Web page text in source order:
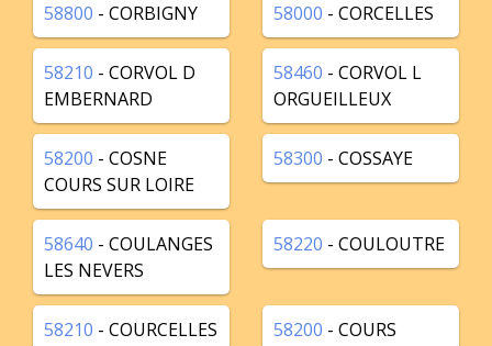
58800 - CORBIGNY 58000 - CORCELLES
58210 - CORVOL D
EMBERNARD
58460 - CORVOL L
ORGUEILLEUX
58200 - COSNE
COURS SUR LOIRE
58300 - COSSAYE
58640 - COULANGES
LES NEVERS
58220 - COULOUTRE
58210 - COURCELLES 58200 - COURS